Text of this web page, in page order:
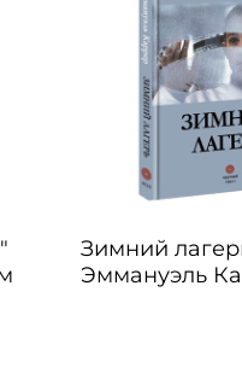
Зимний
Эммануэль